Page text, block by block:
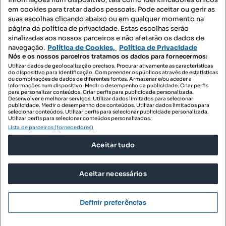
Mapa do Site
Contacte-nos
SIGA-NOS:
DESCARREGAR NA:
© 2026 Imovirtual.com, OLX Portugal, S.A.
TERMOS DE UTILIZAÇÃO
POLÍTICA DE PRIVACIDADE
CONFIGURAÇÕES DE PRIVACIDADE
em cookies para tratar dados pessoais. Pode aceitar ou gerir as
suas escolhas clicando abaixo ou em qualquer momento na
página da política de privacidade. Estas escolhas serão
sinalizadas aos nossos parceiros e não afetarão os dados de
navegação. Política de Cookies, Política de Privacidade
Nós e os nossos parceiros tratamos os dados para fornecermos:
Utilizar dados de geolocalização precisos. Procurar ativamente as características
do dispositivo para identificação. Compreender os públicos através de estatísticas
ou combinações de dados de diferentes fontes. Armazenar e/ou aceder a
informações num dispositivo. Medir o desempenho da publicidade. Criar perfis
para personalizar conteúdos. Criar perfis para publicidade personalizada.
Desenvolver e melhorar serviços. Utilizar dados limitados para selecionar
publicidade. Medir o desempenho dos conteúdos. Utilizar dados limitados para
selecionar conteúdos. Utilizar perfis para selecionar publicidade personalizada.
Utilizar perfis para selecionar conteúdos personalizados.
Lista de parceiros (fornecedores)
Aceitar tudo
Aceitar necessários
Definir preferências